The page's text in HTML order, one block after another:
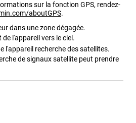
sur la fonction GPS, rendez-
aboutGPS.
dans une zone dégagée.
l'appareil vers le ciel.
l'appareil recherche des satellites.
de signaux satellite peut prendre